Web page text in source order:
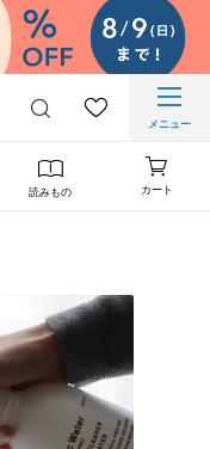
メニュー
読みもの カート